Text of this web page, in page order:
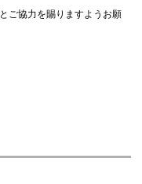
ご協力を賜りますようお願